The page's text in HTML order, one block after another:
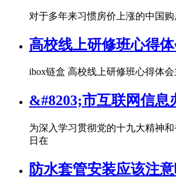
对于多年来习惯房价上涨的中国
高校线上研修班心得
ibox链盒 高校线上研修班心得体
&#8203;市互联网信
为深入学习贯彻党的十九大精神
日在
防水套管安装应该注